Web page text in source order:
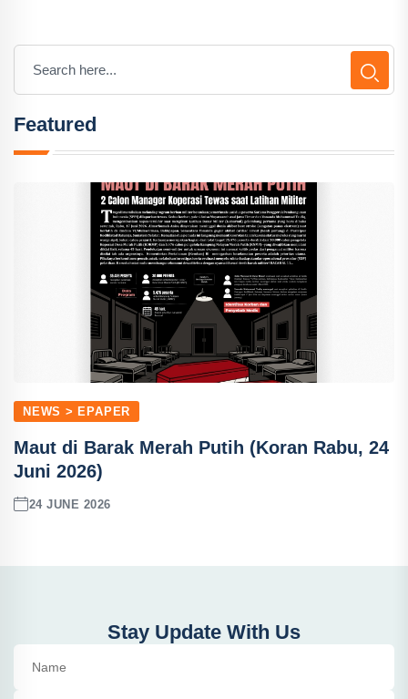
Featured
NEWS > EPAPER
Maut di Barak Merah Putih (Koran Rabu, 24
Juni 2026)
24 JUNE 2026
Stay Update With Us